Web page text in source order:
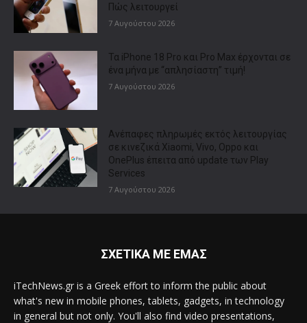
Πώς λειτουργεί
7 Αυγούστου 2026
Τα iPhone 18 Pro και Pro Max έρχονται σε
ένα μήνα με “απλησίαστη” τιμή!
7 Αυγούστου 2026
Ανέπαφες πληρωμές εκτός λειτουργίας
σε κινεζικά Xiaomi, Vivo, Oppo και
OnePlus έπειτα από update των Play
Services
7 Αυγούστου 2026
ΣΧΕΤΙΚΑ ΜΕ ΕΜΑΣ
iTechNews.gr is a Greek effort to inform the public about
what's new in mobile phones, tablets, gadgets, in technology
in general but not only. You'll also find video presentations,